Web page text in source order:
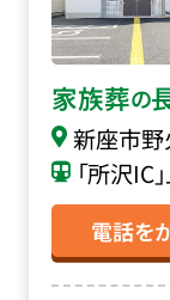
家族葬の
新座市
「所沢IC
電話を